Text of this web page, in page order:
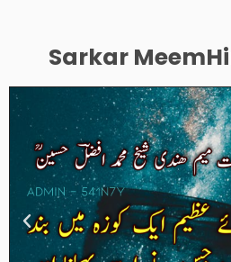
Sarkar